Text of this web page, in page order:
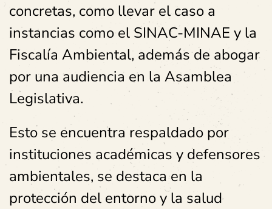
concretas, como llevar el caso a
instancias como el SINAC-MINAE y la
Fiscalía Ambiental, además de abogar
por una audiencia en la Asamblea
Legislativa.
Esto se encuentra respaldado por
instituciones académicas y defensores
ambientales, se destaca en la
protección del entorno y la salud